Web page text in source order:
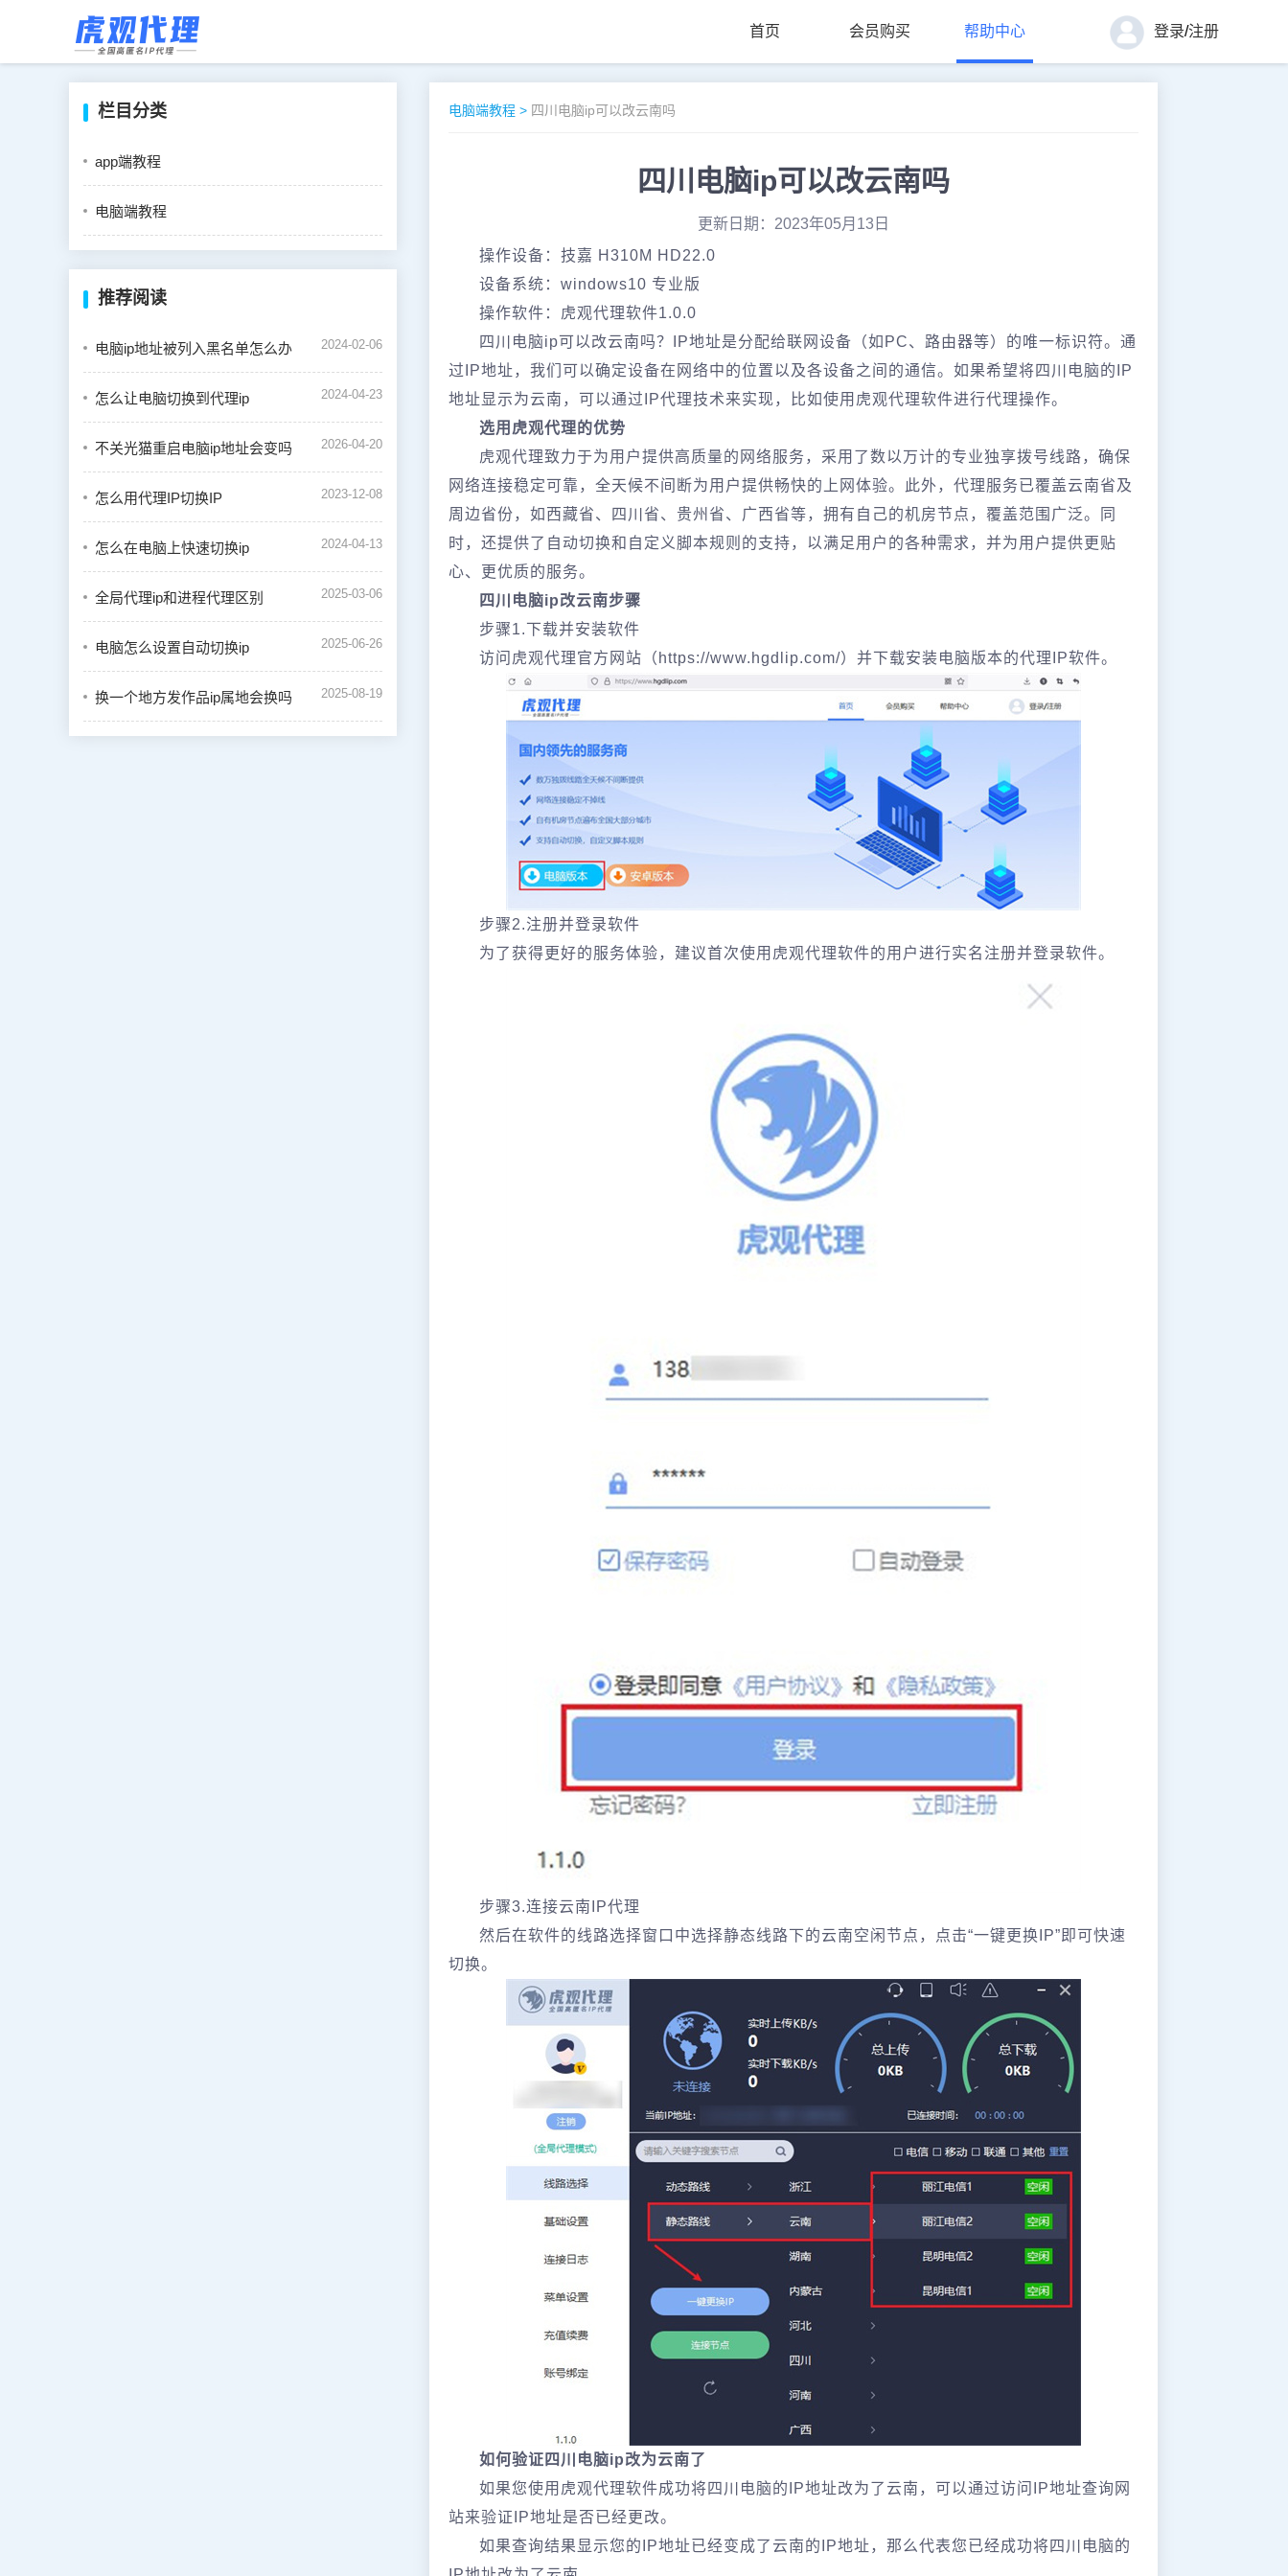
首页 会员购买 帮助中心 登录/注册
栏目分类
app端教程
电脑端教程
推荐阅读
电脑ip地址被列入黑名单怎么办 2024-02-06
怎么让电脑切换到代理ip 2024-04-23
不关光猫重启电脑ip地址会变吗 2026-04-20
怎么用代理IP切换IP 2023-12-08
怎么在电脑上快速切换ip 2024-04-13
全局代理ip和进程代理区别 2025-03-06
电脑怎么设置自动切换ip 2025-06-26
换一个地方发作品ip属地会换吗 2025-08-19
电脑端教程 > 四川电脑ip可以改云南吗
四川电脑ip可以改云南吗
更新日期：2023年05月13日
操作设备：技嘉 H310M HD22.0
设备系统：windows10 专业版
操作软件：虎观代理软件1.0.0
四川电脑ip可以改云南吗？IP地址是分配给联网设备（如PC、路由器等）的唯一标识符。通
过IP地址，我们可以确定设备在网络中的位置以及各设备之间的通信。如果希望将四川电脑的IP
地址显示为云南，可以通过IP代理技术来实现，比如使用虎观代理软件进行代理操作。
选用虎观代理的优势
虎观代理致力于为用户提供高质量的网络服务，采用了数以万计的专业独享拨号线路，确保
网络连接稳定可靠，全天候不间断为用户提供畅快的上网体验。此外，代理服务已覆盖云南省及
周边省份，如西藏省、四川省、贵州省、广西省等，拥有自己的机房节点，覆盖范围广泛。同
时，还提供了自动切换和自定义脚本规则的支持，以满足用户的各种需求，并为用户提供更贴
心、更优质的服务。
四川电脑ip改云南步骤
步骤1.下载并安装软件
访问虎观代理官方网站（https://www.hgdlip.com/）并下载安装电脑版本的代理IP软件。
步骤2.注册并登录软件
为了获得更好的服务体验，建议首次使用虎观代理软件的用户进行实名注册并登录软件。
步骤3.连接云南IP代理
然后在软件的线路选择窗口中选择静态线路下的云南空闲节点，点击“一键更换IP”即可快速
切换。
如何验证四川电脑ip改为云南了
如果您使用虎观代理软件成功将四川电脑的IP地址改为了云南，可以通过访问IP地址查询网
站来验证IP地址是否已经更改。
如果查询结果显示您的IP地址已经变成了云南的IP地址，那么代表您已经成功将四川电脑的